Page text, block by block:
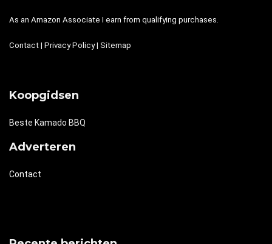
As an Amazon Associate I earn from qualifying purchases.
Contact | Privacy Policy| Sitemap
Koopgidsen
Beste Kamado BBQ
Adverteren
Contact